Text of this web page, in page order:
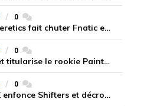
0commentaires
LEC Summer 2026 : Team Heretics fait chuter Fnatic et lance enfin sa saison estivale
0commentaires
T1 place Oner sur le banc et titularise le rookie Painter face à Hanwha Life Esports
0commentaires
LEC Summer 2026 : GIANTX enfonce Shifters et décroche sa première victoire